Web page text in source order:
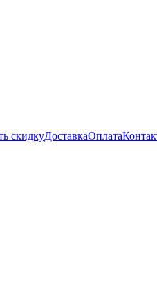
скидкуДоставкаОплата